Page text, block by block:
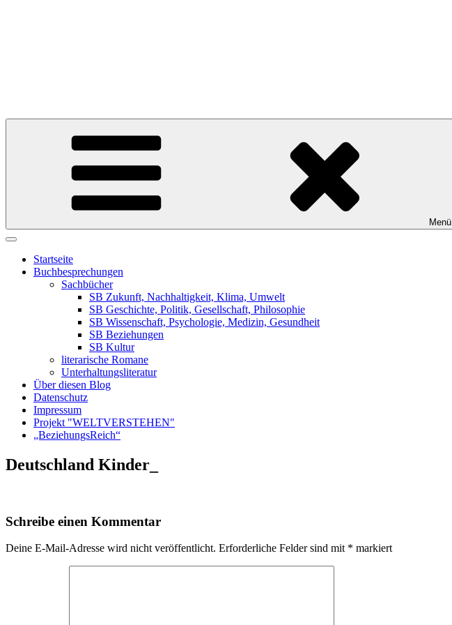
Menü
Startseite
Buchbesprechungen
Sachbücher
SB Zukunft, Nachhaltigkeit, Klima, Umwelt
SB Geschichte, Politik, Gesellschaft, Philosophie
SB Wissenschaft, Psychologie, Medizin, Gesundheit
SB Beziehungen
SB Kultur
literarische Romane
Unterhaltungsliteratur
Über diesen Blog
Datenschutz
Impressum
Projekt "WELTVERSTEHEN"
„BeziehungsReich“
Deutschland Kinder_
Schreibe einen Kommentar
Deine E-Mail-Adresse wird nicht veröffentlicht. Erforderliche Felder sind mit * markiert